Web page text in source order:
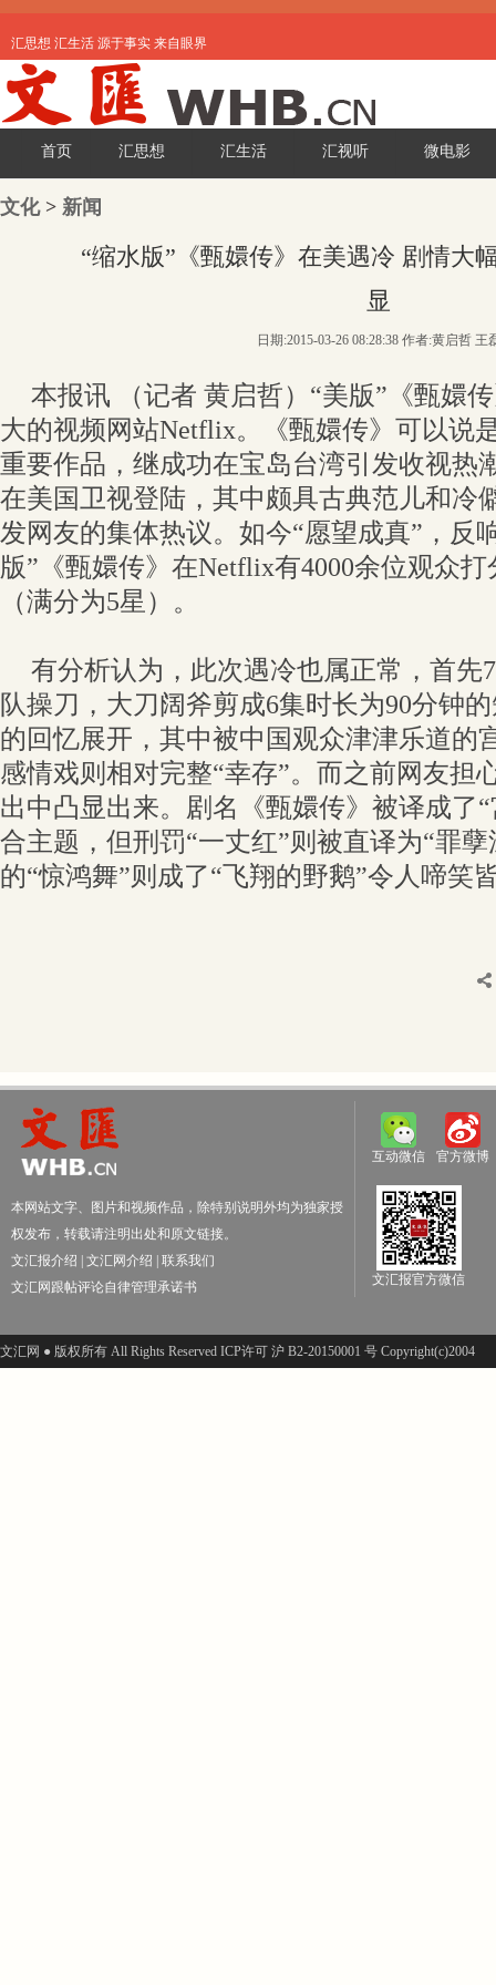
汇思想 汇生活 源于事实 来自眼界
首页 汇思想 汇生活 汇视听 微电影
文化> 新闻
“缩水版”《甄嬛传》在美遇冷 剧情大
显
日期:2015-03-26 08:28:38 作者:黄启哲 王
本报讯 （记者 黄启哲）“美版”《甄嬛
大的视频网站Netflix。《甄嬛传》可以说
重要作品，继成功在宝岛台湾引发收视热
在美国卫视登陆，其中颇具古典范儿和冷
发网友的集体热议。如今“愿望成真”，反
版”《甄嬛传》在Netflix有4000余位观众
（满分为5星）。
有分析认为，此次遇冷也属正常，首先
队操刀，大刀阔斧剪成6集时长为90分钟
的回忆展开，其中被中国观众津津乐道的
感情戏则相对完整“幸存”。而之前网友担
出中凸显出来。剧名《甄嬛传》被译成了
合主题，但刑罚“一丈红”则被直译为“罪
的“惊鸿舞”则成了“飞翔的野鹅”令人啼笑
本网站文字、图片和视频作品，除特别说明外均为独家授
权发布，转载请注明出处和原文链接。
文汇报介绍
文汇网介绍
联系我们
文汇网跟帖评论自律管理承诺书
互动微信 官方微博
文汇报官方微信
文汇网 ● 版权所有 All Rights Reserved ICP许可 沪 B2-20150001 号 Copyright(c)2004